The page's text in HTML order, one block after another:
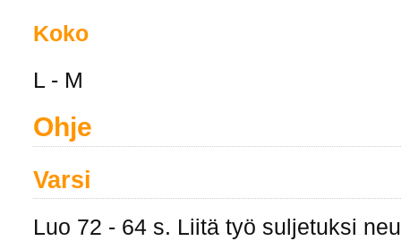
Koko
L - M
Ohje
Varsi
Luo 72 - 64 s. Liitä työ suljetuksi